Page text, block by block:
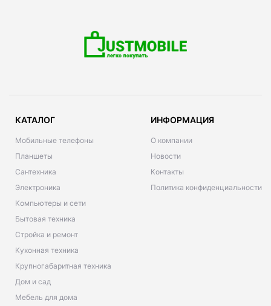
КАТАЛОГ
Мобильные телефоны
Планшеты
Сантехника
Электроника
Компьютеры и сети
Бытовая техника
Стройка и ремонт
Кухонная техника
Крупногабаритная техника
Дом и сад
Мебель для дома
ИНФОРМАЦИЯ
О компании
Новости
Контакты
Политика конфиденциальности